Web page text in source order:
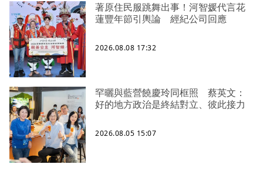
著原住民服跳舞出事！河智媛代言花
蓮豐年節引輿論 經紀公司回應
2026.08.08 17:32
罕曬與藍營饒慶玲同框照 蔡英文：
好的地方政治是終結對立、彼此接力
2026.08.05 15:07